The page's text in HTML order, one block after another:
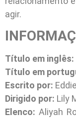
agir.
Título em inglês:
Título em
Escrito por:
Dirigido por: Lily
Elenco: Aliyah